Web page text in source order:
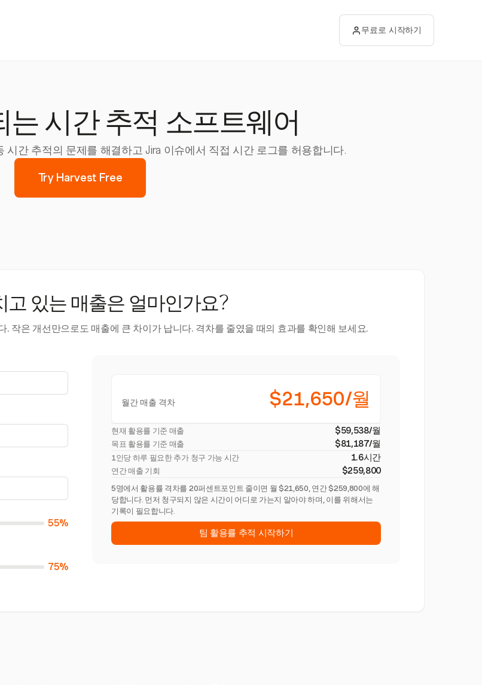
무료로 시작하기
는 시간 추적 소프트웨어
시간 추적의 문제를 해결하고 Jira 이슈에서 직접 시간 로그를 허용합니다.
Try Harvest Free
고 있는 매출은 얼마인가요?
작은 개선만으로도 매출에 큰 차이가 납니다. 격차를 줄였을 때의 효과를 확인해 보세요.
55%
75%
월간 매출 격차 $21,650/월
현재 활용률 기준 매출 $59,538/월
목표 활용률 기준 매출 $81,187/월
1인당 하루 필요한 추가 청구 가능 시간 1.6시간
연간 매출 기회 $259,800
5명에서 활용률 격차를 20퍼센트포인트 줄이면 월 $21,650, 연간 $259,800에 해
당합니다. 먼저 청구되지 않은 시간이 어디로 가는지 알아야 하며, 이를 위해서는
기록이 필요합니다.
팀 활용률 추적 시작하기